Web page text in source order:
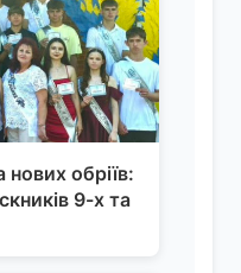
обріїв:
9-х та